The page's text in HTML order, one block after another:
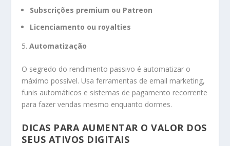
Subscrições premium ou Patreon
Licenciamento ou royalties
5.Automatização
O segredo do rendimento passivo é automatizar o
máximo possível. Usa ferramentas de email marketing,
funis automáticos e sistemas de pagamento recorrente
para fazer vendas mesmo enquanto dormes.
DICAS PARA AUMENTAR O VALOR DOS
SEUS ATIVOS DIGITAIS